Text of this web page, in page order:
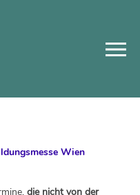
Wien
die nicht von der